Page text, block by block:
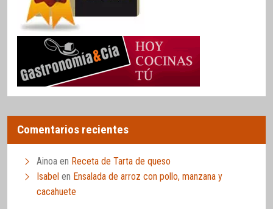
Comentarios recientes
Ainoa en Receta de Tarta de queso
Isabel en Ensalada de arroz con pollo, manzana y
cacahuete